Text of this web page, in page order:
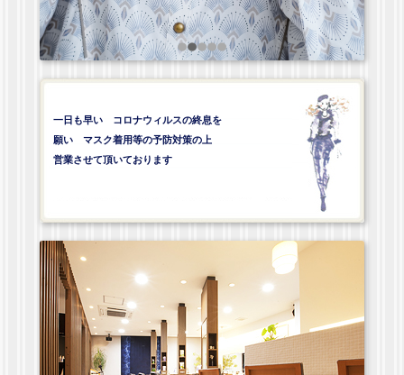
一日も早い コロナウィルスの終息を
願い マスク着用等の予防対策の上
営業させて頂いております